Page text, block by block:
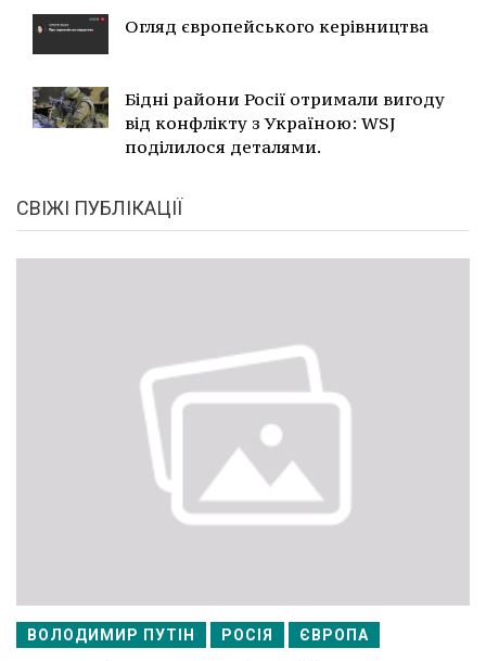
Огляд європейського керівництва
Бідні райони Росії отримали вигоду
від конфлікту з Україною: WSJ
поділилося деталями.
СВІЖІ ПУБЛІКАЦІЇ
ВОЛОДИМИР ПУТІН РОСІЯ ЄВРОПА